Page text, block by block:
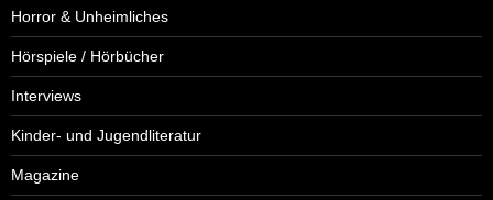
Horror & Unheimliches
Hörspiele / Hörbücher
Interviews
Kinder- und Jugendliteratur
Magazine